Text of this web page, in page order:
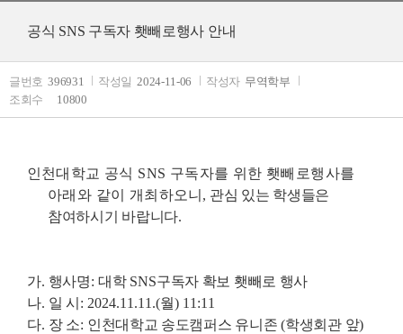
공식 SNS 구독자 횃빼로행사 안내
글번호 396931 작성일 2024-11-06 작성자 무역학부
조회수
10800
인천대학교 공식 SNS 구독자를 위한 횃빼로행사를
아래와 같이 개최하오니 , 관심 있는 학생들은
참여하시기 바랍니다.
가. 행사명: 대학 SNS구독자 확보 횃빼로 행사
나. 일 시 : 2024.11.11.(월) 11:11
다. 장 소: 인천대학교 송도캠퍼스 유니존(학생회관 앞)